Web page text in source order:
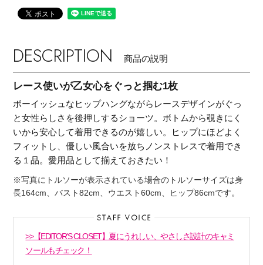
主役級ニットが揃う「シーエフシーエル」の
DESCRIPTION 商品の説明
レース使いが乙女心をぐっと掴む1枚
ボーイッシュなヒップハングながらレースデザインがぐっ
と女性らしさを後押しするショーツ。ボトムから覗きにく
いから安心して着用できるのが嬉しい。ヒップにほどよく
フィットし、優しい風合いを放ちノンストレスで着用でき
る１品。愛用品として揃えておきたい！
※写真にトルソーが表示されている場合のトルソーサイズは身
長164cm、バスト82cm、ウエスト60cm、ヒップ86cmです。
>>【EDITOR'S CLOSET】夏にうれしい、やさしさ設計のキャミ
ソールもチェック！